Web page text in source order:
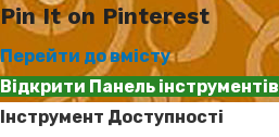
Pin It on Pinterest
Перейти до вмісту
Відкрити Панель інструментів
Інструмент Доступності